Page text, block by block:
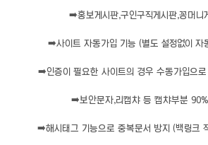
➡️홍보게시판,구인구직게시판,꽁머니
➡️사이트 자동가입 기능 (별도 설정없이 자
➡️인증이 필요한 사이트의 경우 수동가입으
➡️보안문자,리캡챠 등 캡챠부분
➡️해시태그 기능으로 중복문서 방지 (백링크